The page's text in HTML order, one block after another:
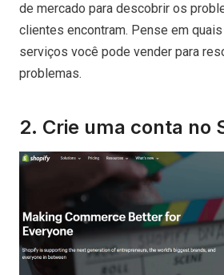
de mercado para descobrir os
clientes encontram. Pense em
serviços você pode vender para
problemas.
2. Crie uma conta no